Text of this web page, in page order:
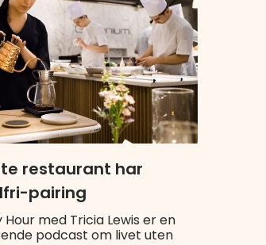
restaurant har
pairing
med Tricia Lewis er en
podcast om livet uten